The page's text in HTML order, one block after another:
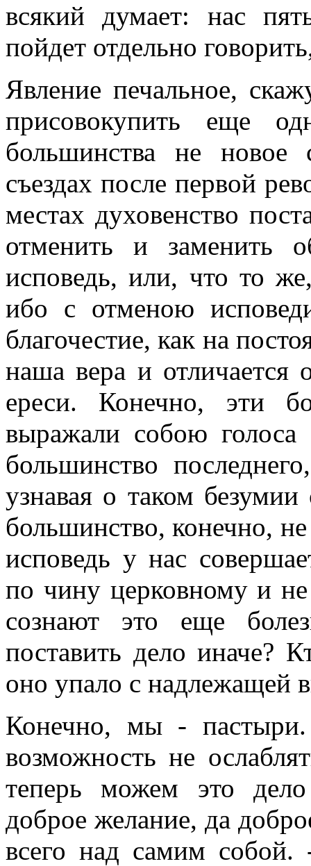
всякий думает: нас
пойдет отдельно говорить
Явление печальное,
присовокупить еще
большинства не новое
съездах после первой
местах духовенство
отменить и заменить
исповедь, или, что то
ибо с отменою
благочестие, как на
наша вера и отличается
ереси. Конечно, эти
выражали собою голоса
большинство
узнавая о таком
большинство, конечно,
исповедь у нас
по чину церковному и
сознают это еще
поставить дело иначе?
оно упало с надлежащей
Конечно, мы -
возможность не
теперь можем это
доброе желание, да
всего над самим